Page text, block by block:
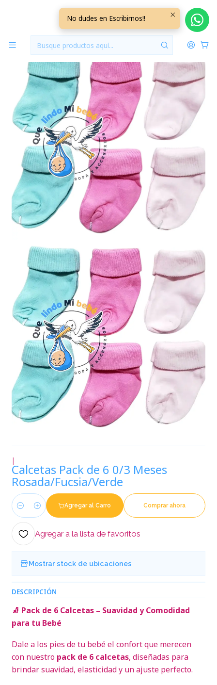
Inicio Accesorios Calcetas
Calcetas Pack de 6 0/3 Meses Rosada/Fucsia/Verde
|
Calcetas Pack de 6 0/3 Meses
Rosada/Fucsia/Verde
Cantidad
Agregar al Carro Comprar ahora
Agregar a la lista de favoritos
Mostrar stock de ubicaciones
DESCRIPCIÓN
🧦 Pack de 6 Calcetas – Suavidad y Comodidad
para tu Bebé
Dale a los pies de tu bebé el confort que merecen
con nuestro pack de 6 calcetas, diseñadas para
brindar suavidad, elasticidad y un ajuste perfecto.
No dudes en Escribirnos!!